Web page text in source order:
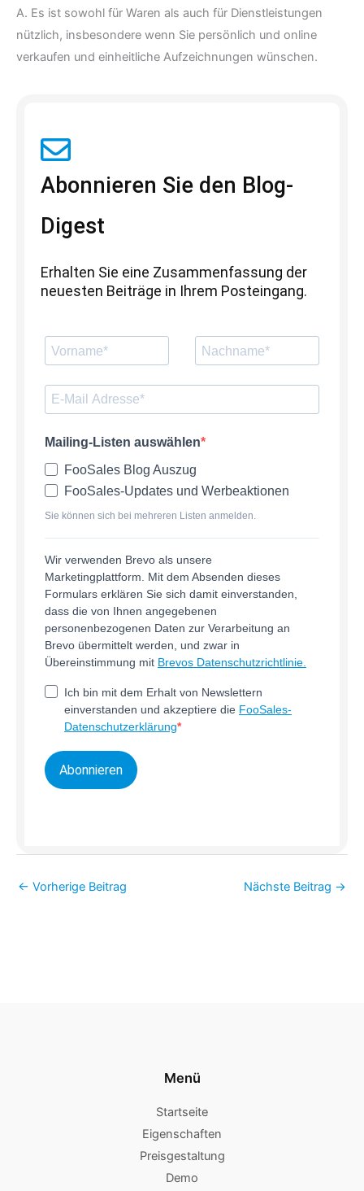
A. Es ist sowohl für Waren als auch für Dienstleistungen
nützlich, insbesondere wenn Sie persönlich und online
verkaufen und einheitliche Aufzeichnungen wünschen.
Abonnieren Sie den Blog-
Digest
Erhalten Sie eine Zusammenfassung der
neuesten Beiträge in Ihrem Posteingang.
Mailing-Listen auswählen
FooSales Blog Auszug
FooSales-Updates und Werbeaktionen
Sie können sich bei mehreren Listen anmelden.
Wir verwenden Brevo als unsere
Marketingplattform. Mit dem Absenden dieses
Formulars erklären Sie sich damit einverstanden,
dass die von Ihnen angegebenen
personenbezogenen Daten zur Verarbeitung an
Brevo übermittelt werden, und zwar in
Übereinstimmung mit Brevos Datenschutzrichtlinie.
Ich bin mit dem Erhalt von Newslettern
einverstanden und akzeptiere die FooSales-
Datenschutzerklärung
Abonnieren
← Vorherige Beitrag Nächste Beitrag →
Menü
Startseite
Eigenschaften
Preisgestaltung
Demo